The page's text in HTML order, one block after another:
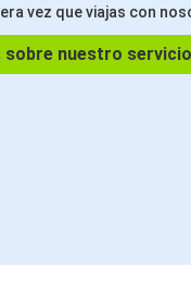
vez que viajas con
sobre nuestro servicio